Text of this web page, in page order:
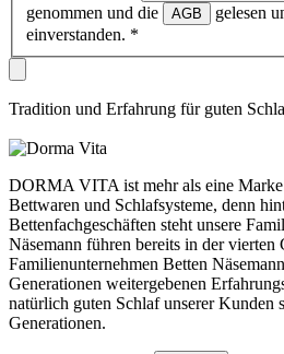
genommen und die
AGB
gelesen
einverstanden. *
Tradition und Erfahrung für guten
DORMA VITA ist mehr als eine Marke
Bettwaren und Schlafsysteme, denn
Bettenfachgeschäften steht unsere
Näsemann führen bereits in der vierten
Familienunternehmen Betten
Generationen weitergebenen
natürlich guten Schlaf unserer Kunden
Generationen.